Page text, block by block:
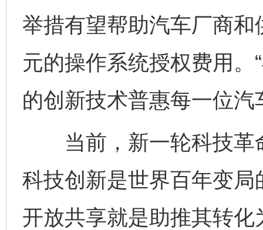
举措有望帮助汽车厂商
元的操作系统授权费用
的创新技术普惠每一位汽
当前，新一轮科技革
科技创新是世界百年变局
开放共享就是助推其转化